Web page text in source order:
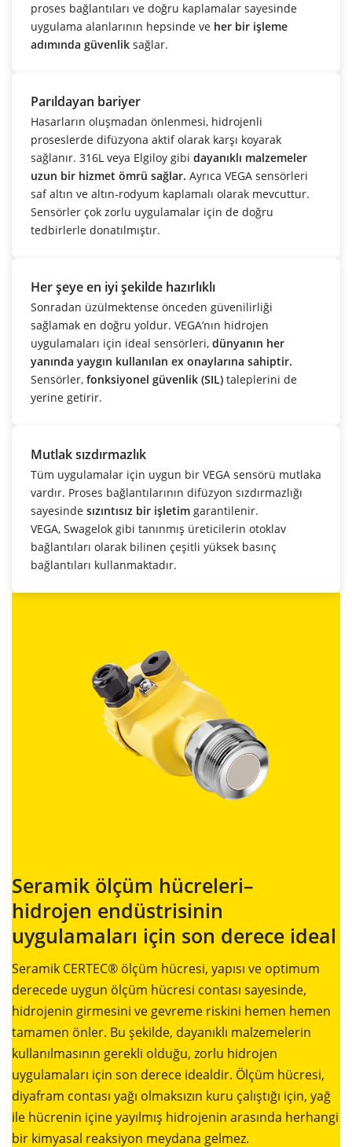
proses bağlantıları ve doğru kaplamalar sayesinde
uygulama alanlarının hepsinde ve her bir işleme
adımında güvenlik sağlar.
Parıldayan bariyer
Hasarların oluşmadan önlenmesi, hidrojenli
proseslerde difüzyona aktif olarak karşı koyarak
sağlanır. 316L veya Elgiloy gibi dayanıklı malzemeler
uzun bir hizmet ömrü sağlar. Ayrıca VEGA sensörleri
saf altın ve altın-rodyum kaplamalı olarak mevcuttur.
Sensörler çok zorlu uygulamalar için de doğru
tedbirlerle donatılmıştır.
Her şeye en iyi şekilde hazırlıklı
Sonradan üzülmektense önceden güvenilirliği
sağlamak en doğru yoldur. VEGA’nın hidrojen
uygulamaları için ideal sensörleri, dünyanın her
yanında yaygın kullanılan ex onaylarına sahiptir.
Sensörler, fonksiyonel güvenlik (SIL) taleplerini de
yerine getirir.
Mutlak sızdırmazlık
Tüm uygulamalar için uygun bir VEGA sensörü mutlaka
vardır. Proses bağlantılarının difüzyon sızdırmazlığı
sayesinde sızıntısız bir işletim garantilenir.
VEGA, Swagelok gibi tanınmış üreticilerin otoklav
bağlantıları olarak bilinen çeşitli yüksek basınç
bağlantıları kullanmaktadır.
Seramik ölçüm hücreleri–
hidrojen endüstrisinin
uygulamaları için son derece ideal
Seramik CERTEC® ölçüm hücresi, yapısı ve optimum
derecede uygun ölçüm hücresi contası sayesinde,
hidrojenin girmesini ve gevreme riskini hemen hemen
tamamen önler. Bu şekilde, dayanıklı malzemelerin
kullanılmasının gerekli olduğu, zorlu hidrojen
uygulamaları için son derece idealdir. Ölçüm hücresi,
diyafram contası yağı olmaksızın kuru çalıştığı için, yağ
ile hücrenin içine yayılmış hidrojenin arasında herhangi
bir kimyasal reaksiyon meydana gelmez.